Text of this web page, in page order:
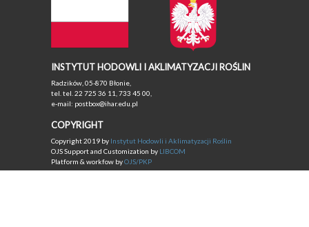
INSTYTUT HODOWLI I AKLIMATYZACJI ROŚLIN
Radzików, 05-870 Błonie,
tel. tel. 22 725 36 11, 733 45 00,
e-mail: postbox@ihar.edu.pl
COPYRIGHT
Copyright 2019 by Instytut Hodowli i Aklimatyzacji Roślin
OJS Support and Customization by LIBCOM
Platform & workfow byOJS/PKP